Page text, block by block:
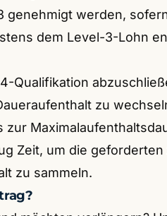
genehmigt werden,
dem Level-3-Lohn
Qualifikation
zu
zur
Zeit, um die
zu sammeln.